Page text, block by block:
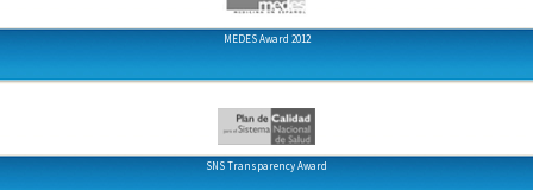
MEDES Award 2012
SNS Transparency Award